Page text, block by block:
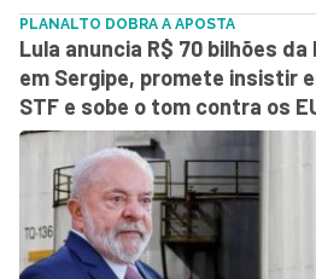
PLANALTO DOBRA A APOSTA
Lula anuncia R$ 70 bilhões
em Sergipe, promete insistir
STF e sobe o tom contra os